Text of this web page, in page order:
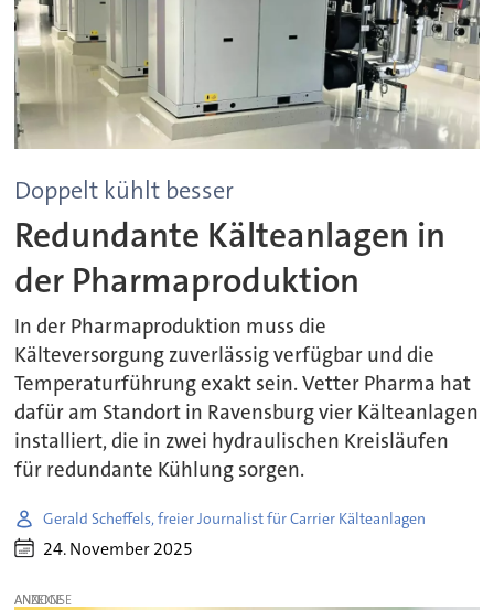
Doppelt kühlt besser
Redundante Kälteanlagen in
der Pharmaproduktion
In der Pharmaproduktion muss die
Kälteversorgung zuverlässig verfügbar und die
Temperaturführung exakt sein. Vetter Pharma hat
dafür am Standort in Ravensburg vier Kälteanlagen
installiert, die in zwei hydraulischen Kreisläufen
für redundante Kühlung sorgen.
Gerald Scheffels, freier Journalist für Carrier Kälteanlagen
24. November 2025
ANZEIGE